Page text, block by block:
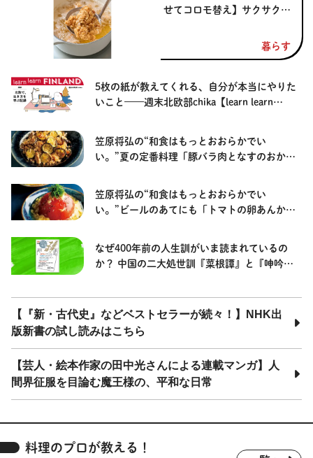
せてコロモ替え】サクサク、
モで 季節の味を楽しもう
暮らす
5枚の紙が教えてくれる、自分が本当にやりた
いこと——週末北欧部chika【learn learn
笠原将弘の“和食はもっとおおらかでい
い。”夏の定番料理「豚バラ肉となすのおかか
笠原将弘の“和食はもっとおおらかでい
い。”ビールのあてにも「トマトの卵あんか
なぜ400年前の人生訓がいま読まれているの
か？ 中国の二大処世訓『菜根譚』と『呻吟
【『新・古代史』などベストセラーが続々！】NHK出
版新書の試し読みはこちら
【芸人・絵本作家の田中光さんによる連載マンガ】人
間界征服を目論む魔王様の、平和な日常
料理のプロが教える！